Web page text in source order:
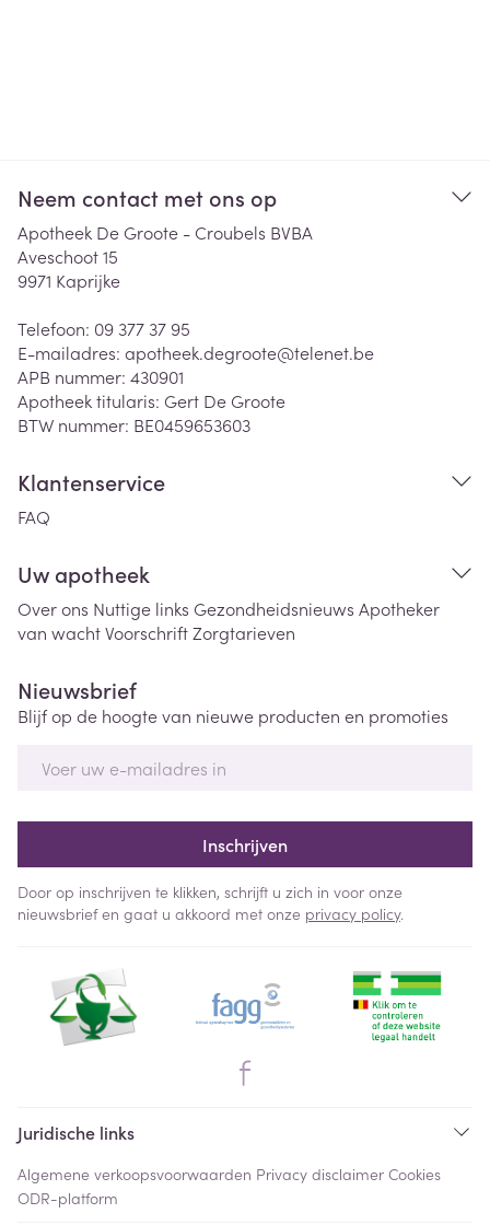
Neem contact met ons op
Apotheek De Groote - Croubels BVBA
Aveschoot 15
9971 Kaprijke
Telefoon: 09 377 37 95
E-mailadres: apotheek.degroote@telenet.be
APB nummer: 430901
Apotheek titularis: Gert De Groote
BTW nummer: BE0459653603
Klantenservice
FAQ
Uw apotheek
Over ons Nuttige links Gezondheidsnieuws Apotheker
van wachtVoorschriftZorgtarieven
Nieuwsbrief
Blijf op de hoogte van nieuwe producten en promoties
Inschrijven
Door op inschrijven te klikken, schrijft u zich in voor onze
nieuwsbrief en gaat u akkoord met onze privacy policy.
Juridische links
Algemene verkoopsvoorwaarden Privacy disclaimer Cookies
ODR-platform